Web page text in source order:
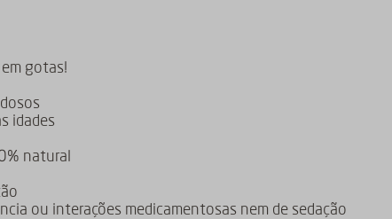
gotas!
idades
natural
ou interações medicamentosas nem de sedação